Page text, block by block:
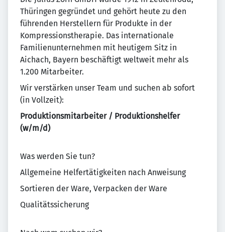
Thüringen gegründet und gehört heute zu den
führenden Herstellern für Produkte in der
Kompressionstherapie. Das internationale
Familienunternehmen mit heutigem Sitz in
Aichach, Bayern beschäftigt weltweit mehr als
1.200 Mitarbeiter.
Wir verstärken unser Team und suchen ab sofort
(in Vollzeit):
Produktionsmitarbeiter / Produktionshelfer
(w/m/d)
Was werden Sie tun?
Allgemeine Helfertätigkeiten nach Anweisung
Sortieren der Ware, Verpacken der Ware
Qualitätssicherung